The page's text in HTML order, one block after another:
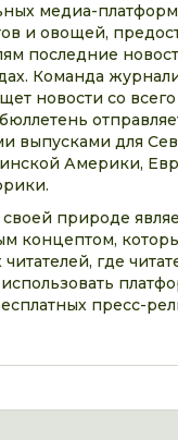
медиа-
и овощей,
последние
Команда
новости со
выпусками для
Америки,
природе
концептом,
где
пресс-